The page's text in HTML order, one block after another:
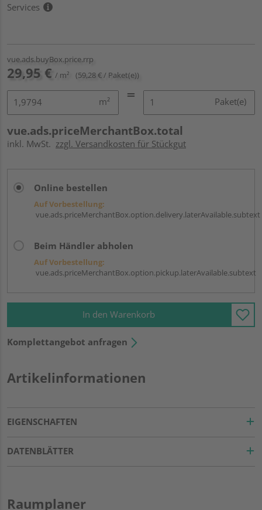
Services
vue.ads.buyBox.price.rrp
29,95 € / m² (59,28 € / Paket(e))
m² Paket(e)
vue.ads.priceMerchantBox.total
inkl. MwSt. zzgl. Versandkosten für Stückgut
Online bestellen
Auf Vorbestellung:
vue.ads.priceMerchantBox.option.delivery.laterAvailable.subtext
Beim Händler abholen
Auf Vorbestellung:
vue.ads.priceMerchantBox.option.pickup.laterAvailable.subtext
In den Warenkorb
Komplettangebot anfragen
Artikelinformationen
EIGENSCHAFTEN
DATENBLÄTTER
Raumplaner